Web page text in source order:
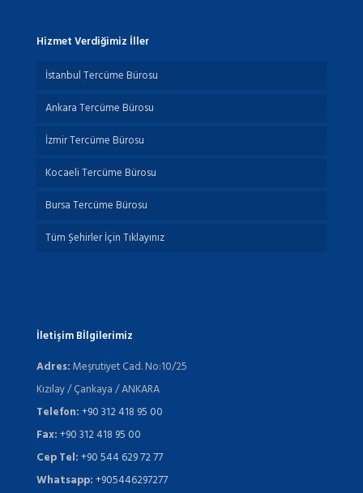
Hizmet Verdiğimiz İller
İstanbul Tercüme Bürosu
Ankara Tercüme Bürosu
İzmir Tercüme Bürosu
Kocaeli Tercüme Bürosu
Bursa Tercüme Bürosu
Tüm Şehirler İçin Tıklayınız
İletişim Bİlgilerimiz
Adres:Meşrutiyet Cad. No:10/25
Kızılay / Çankaya / ANKARA
Telefon:+90 312 418 95 00
Fax:+90 312 418 95 00
Cep Tel:+90 544 629 72 77
Whatsapp:+905446297277